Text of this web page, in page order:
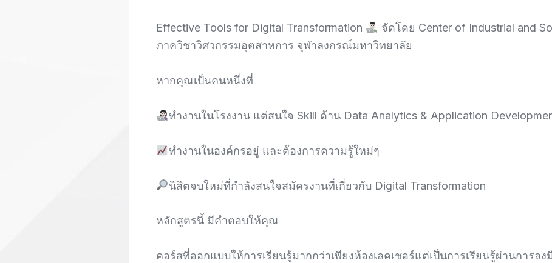
Effective Tools for Digital Transformation
จัดโดย Center of Industrial and
ภาควิชาวิศวกรรมอุตสาหการ จุฬาลงกรณ์มหาวิทยาลัย
หากคุณเป็นคนหนึ่งที่
ทำงานในโรงงาน แต่สนใจ Skill ด้าน Data Analytics & Application
ทำงานในองค์กรอยู่ และต้องการความรู้ใหม่ๆ
นิสิตจบใหม่ที่กำลังสนใจสมัครงานที่เกี่ยวกับ Digital Transformation
หลักสูตรนี้ มีคำตอบให้คุณ
คอร์สที่ออกแบบให้การเรียนรู้มากกว่าเพียงห้องเลคเชอร์แต่เป็นการเรียนรู้ผ่านการล